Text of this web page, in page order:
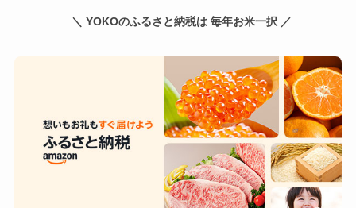
＼ YOKOのふるさと納税は 毎年お米一択 ／